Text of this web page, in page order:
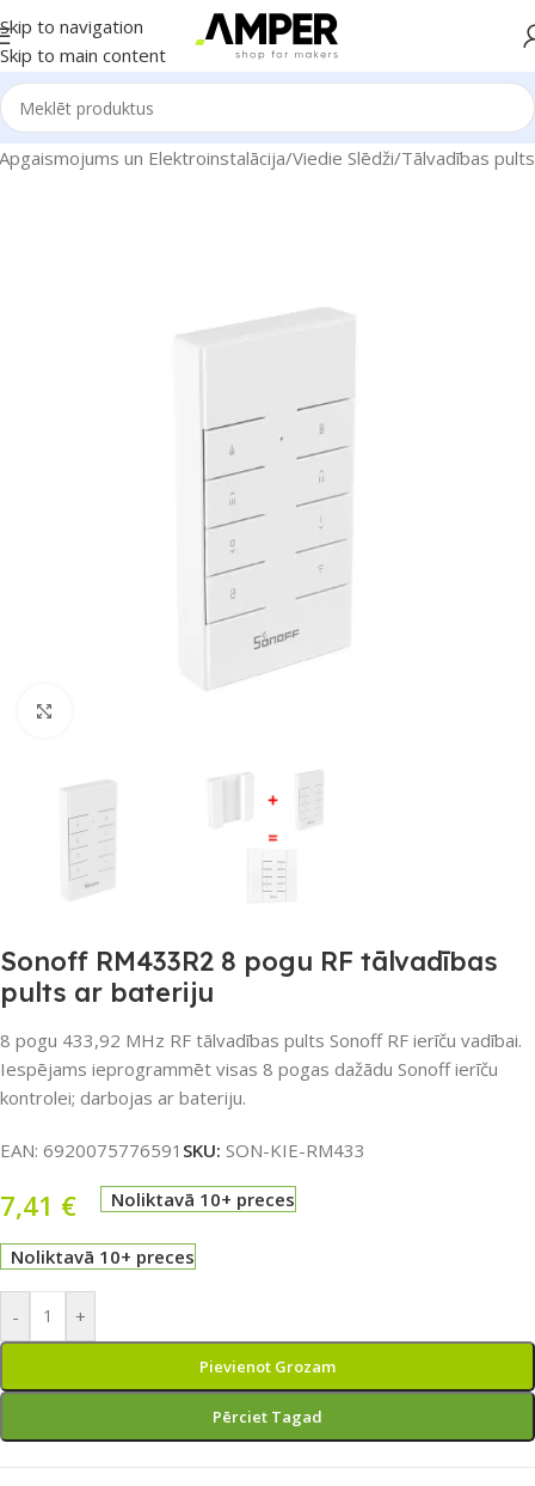
Skip to navigation
Skip to main content
Apgaismojums un Elektroinstalācija/Viedie Slēdži/Tālvadības pults
Sonoff RM433R2 8 pogu RF tālvadības
pults ar bateriju
8 pogu 433,92 MHz RF tālvadības pults Sonoff RF ierīču vadībai.
Iespējams ieprogrammēt visas 8 pogas dažādu Sonoff ierīču
kontrolei; darbojas ar bateriju.
EAN: 6920075776591 SKU: SON-KIE-RM433
7,41 € Noliktavā 10+ preces
Noliktavā 10+ preces
- +
Pievienot Grozam
Pērciet Tagad